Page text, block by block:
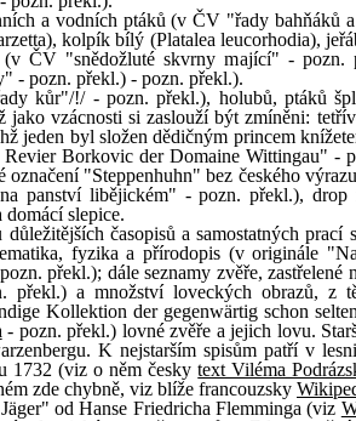
a vodních ptáků (v ČV "řady bahňáků
kolpík bílý (Platalea leucorhodia),
(v ČV "snědožluté skvrny mající" -
- pozn. překl.) - pozn. překl.).
kůr"/!/ - pozn. překl.), holubů, ptáků
vzácnosti si zaslouží být zmíněni:
jeden byl složen dědičným princem
Borkovic der Domaine Wittingau" -
označení "Steppenhuhn" bez českého
libějickém" - pozn. překl.), drop
domácí slepice.
časopisů a samostatných prací
fyzika a přírodopis (v originále
překl.); dále seznamy zvěře,
překl.) a množství loveckých obrazů, z
Kollektion der gegenwärtig schon
- pozn. překl.) lovné zvěře a jejich lovu.
K nejstarším spisům patří v
1732 (viz o něm českytext Viléma
zde chybně, viz blíže francouzsky
od Hanse Friedricha Flemminga (viz